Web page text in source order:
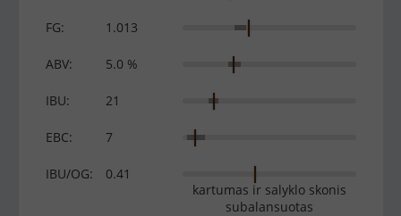
FG: 1.013
ABV: 5.0 %
IBU: 21
EBC: 7
IBU/OG:
0.41
kartumas ir salyklo skonis
subalansuotas